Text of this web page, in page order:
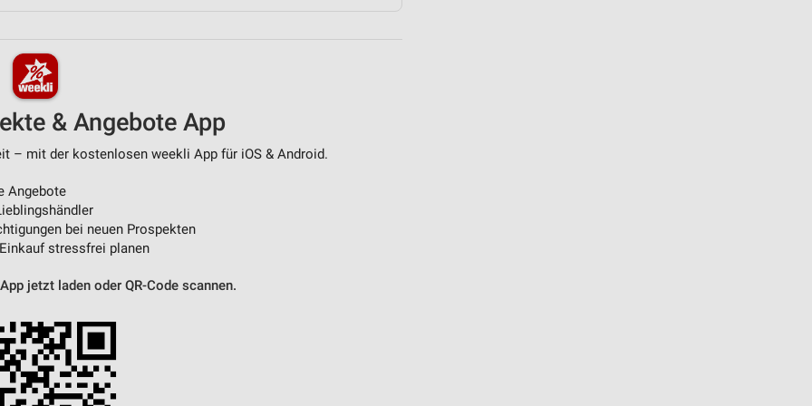
& Angebote App
– mit der kostenlosen weekli App für iOS & Android.
Angebote
bei neuen Prospekten
stressfrei planen
jetzt laden oder QR-Code scannen.